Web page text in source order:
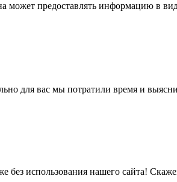
может предоставлять информацию в
для вас мы потратили время и
без использования нашего сайта!